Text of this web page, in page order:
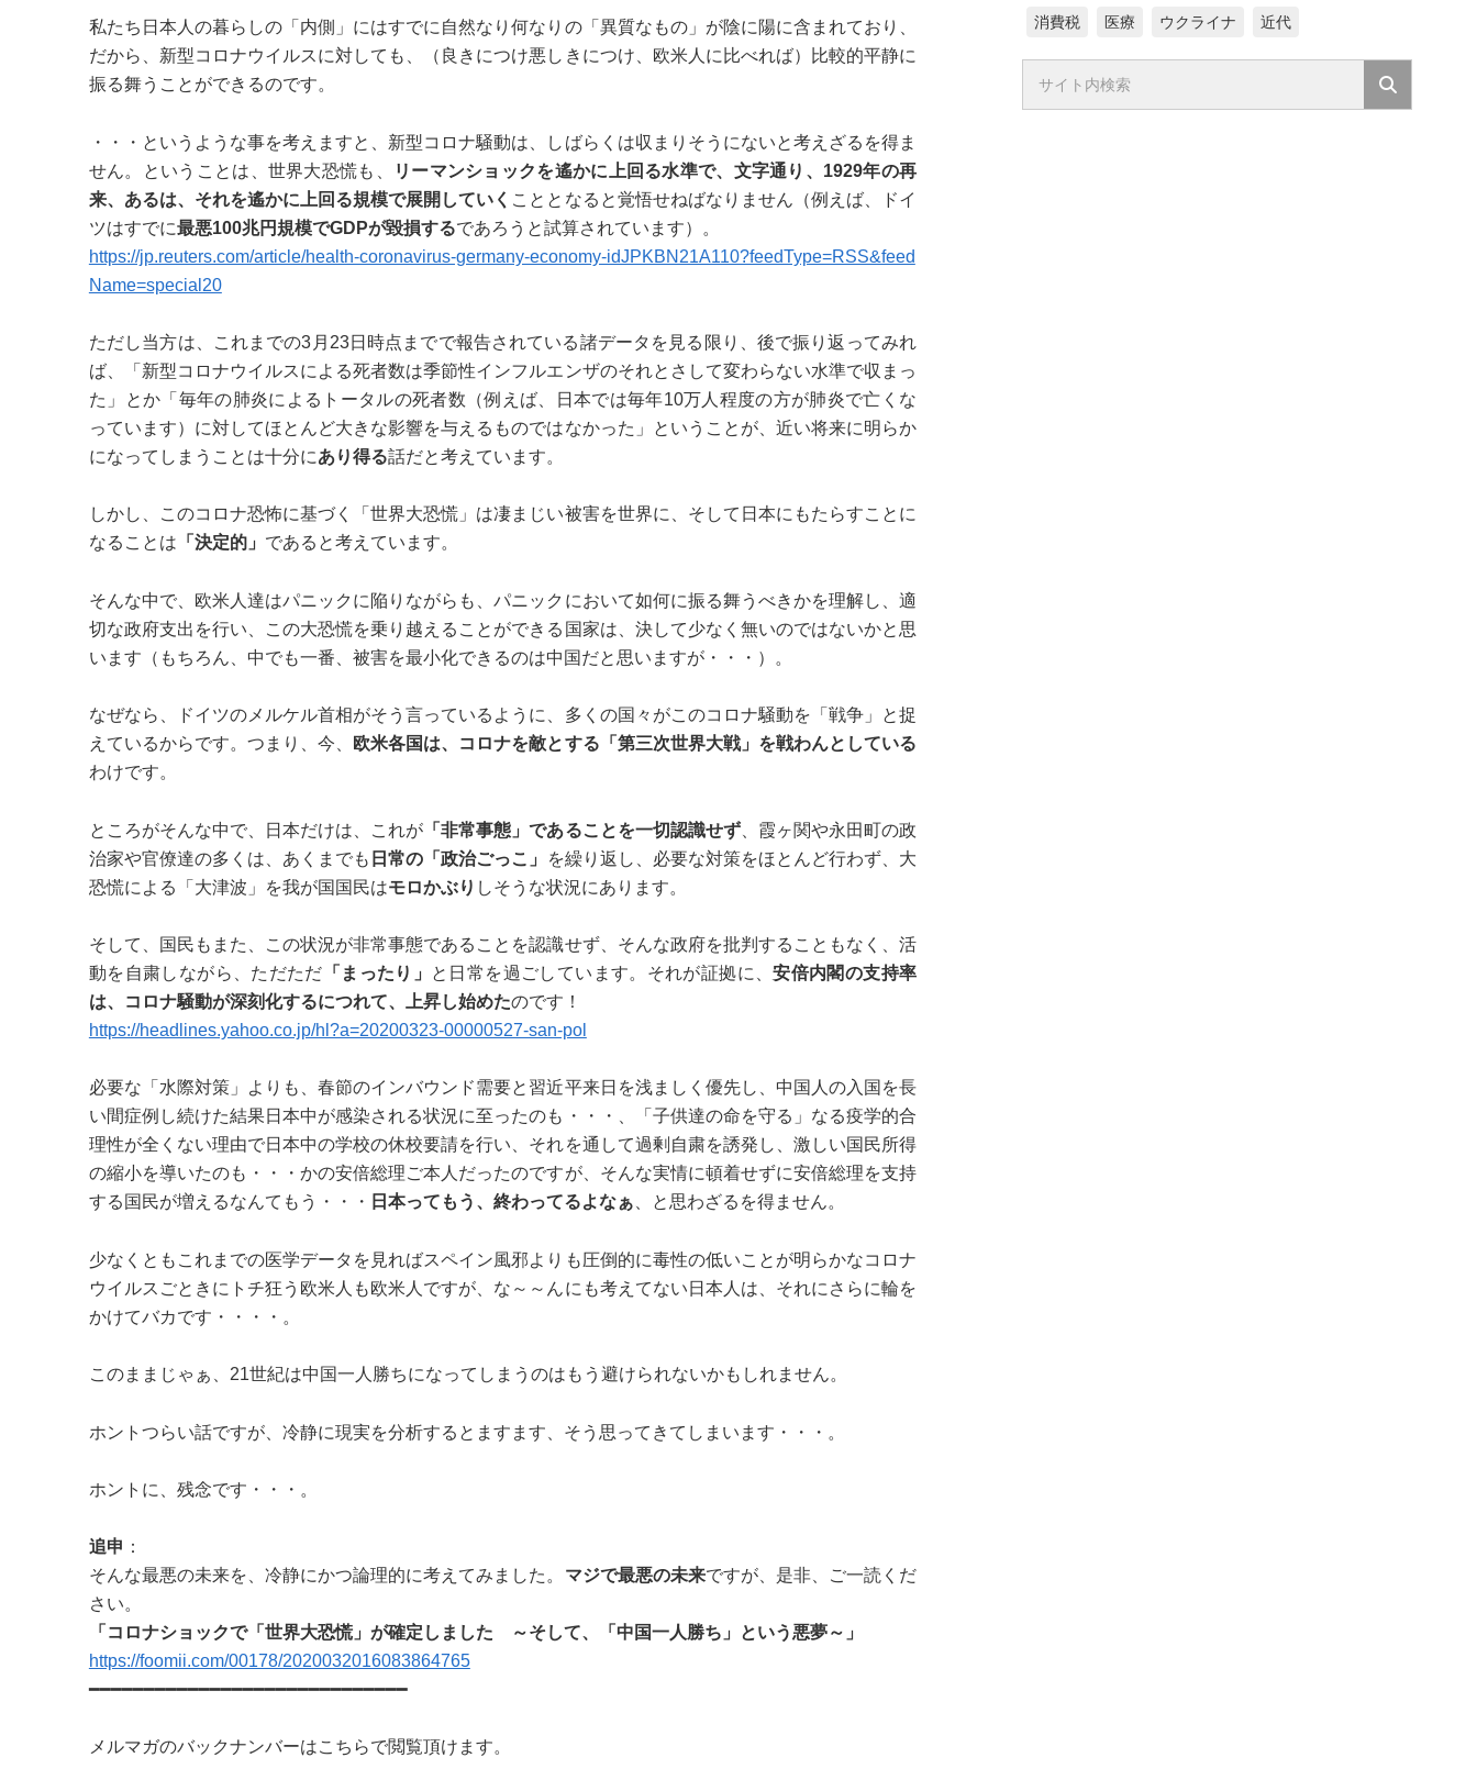
私たち日本人の暮らしの「内側」にはすでに自然なり何なりの「異質なもの」が陰に陽に含まれており、
だから、新型コロナウイルスに対しても、（良きにつけ悪しきにつけ、欧米人に比べれば）比較的平静に
振る舞うことができるのです。
・・・というような事を考えますと、新型コロナ騒動は、しばらくは収まりそうにないと考えざるを得ま
せん。ということは、世界大恐慌も、
リーマンショックを遙かに上回る水準で、文字通り、1929年の再
来、あるは、それを遙かに上回る規模で展開していく こととなると覚悟せねばなりません（例えば、ドイ
ツはすでに最悪100兆円規模でGDPが毀損するであろうと試算されています）。
https://jp.reuters.com/article/health-coronavirus-germany-economy-idJPKBN21A110?feedType=RSS&feed
Name=special20
ただし当方は、これまでの3月23日時点までで報告されている諸データを見る限り、後で振り返ってみれ
ば、「新型コロナウイルスによる死者数は季節性インフルエンザのそれとさして変わらない水準で収まっ
た」とか「毎年の肺炎によるトータルの死者数（例えば、日本では毎年10万人程度の方が肺炎で亡くな
っています）に対してほとんど大きな影響を与えるものではなかった」ということが、近い将来に明らか
になってしまうことは十分にあり得る話だと考えています。
しかし、このコロナ恐怖に基づく「世界大恐慌」は凄まじい被害を世界に、そして日本にもたらすことに
なることは 「決定的」 であると考えています。
そんな中で、欧米人達はパニックに陥りながらも、パニックにおいて如何に振る舞うべきかを理解し、適
切な政府支出を行い、この大恐慌を乗り越えることができる国家は、決して少なく無いのではないかと思
います（もちろん、中でも一番、被害を最小化できるのは中国だと思いますが・・・）。
なぜなら、ドイツのメルケル首相がそう言っているように、多くの国々がこのコロナ騒動を「戦争」と捉
えているからです。つまり、今、
欧米各国は、コロナを敵とする「第三次世界大戦」を戦わんとしている
わけです。
ところがそんな中で、日本だけは、これが 「非常事態」であることを一切認識せず、霞ヶ関や永田町の政
治家や官僚達の多くは、あくまでも 日常の「政治ごっこ」
を繰り返し、必要な対策をほとんど行わず、大
恐慌による「大津波」を我が国国民はモロかぶり しそうな状況にあります。
そして、国民もまた、この状況が非常事態であることを認識せず、そんな政府を批判することもなく、活
動を自粛しながら、ただただ 「まったり」 と日常を過ごしています。それが証拠に、安倍内閣の支持率
は、コロナ騒動が深刻化するにつれて、上昇し始めたのです！
https://headlines.yahoo.co.jp/hl?a=20200323-00000527-san-pol
必要な「水際対策」よりも、春節のインバウンド需要と習近平来日を浅ましく優先し、中国人の入国を長
い間症例し続けた結果日本中が感染される状況に至ったのも・・・、「子供達の命を守る」なる疫学的合
理性が全くない理由で日本中の学校の休校要請を行い、それを通して過剰自粛を誘発し、激しい国民所得
の縮小を導いたのも・・・かの安倍総理ご本人だったのですが、そんな実情に頓着せずに安倍総理を支持
する国民が増えるなんてもう・・・ 日本ってもう、終わってるよなぁ、と思わざるを得ません。
少なくともこれまでの医学データを見ればスペイン風邪よりも圧倒的に毒性の低いことが明らかなコロナ
ウイルスごときにトチ狂う欧米人も欧米人ですが、な～～んにも考えてない日本人は、それにさらに輪を
かけてバカです・・・・。
このままじゃぁ、21世紀は中国一人勝ちになってしまうのはもう避けられないかもしれません。
ホントつらい話ですが、冷静に現実を分析するとますます、そう思ってきてしまいます・・・。
ホントに、残念です・・・。
追申 ：
そんな最悪の未来を、冷静にかつ論理的に考えてみました。 マジで最悪の未来ですが、是非、ご一読くだ
さい。
「コロナショックで「世界大恐慌」が確定しました ～そして、「中国一人勝ち」という悪夢～」
https://foomii.com/00178/2020032016083864765
━━━━━━━━━━━━━━━━━━━━━━━━━━━━━
メルマガのバックナンバーはこちらで閲覧頂けます。
消費税 医療 ウクライナ 近代